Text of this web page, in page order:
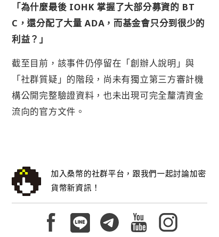
「為什麼最後 IOHK 掌握了大部分募資的 BT
C，還分配了大量 ADA，而基金會只分到很少的
利益？」
截至目前，該事件仍停留在「創辦人說明」與
「社群質疑」的階段，尚未有獨立第三方審計機
構公開完整驗證資料，也未出現可完全釐清資金
流向的官方文件。
加入桑幣的社群平台，跟我們一起討論加密
貨幣新資訊！